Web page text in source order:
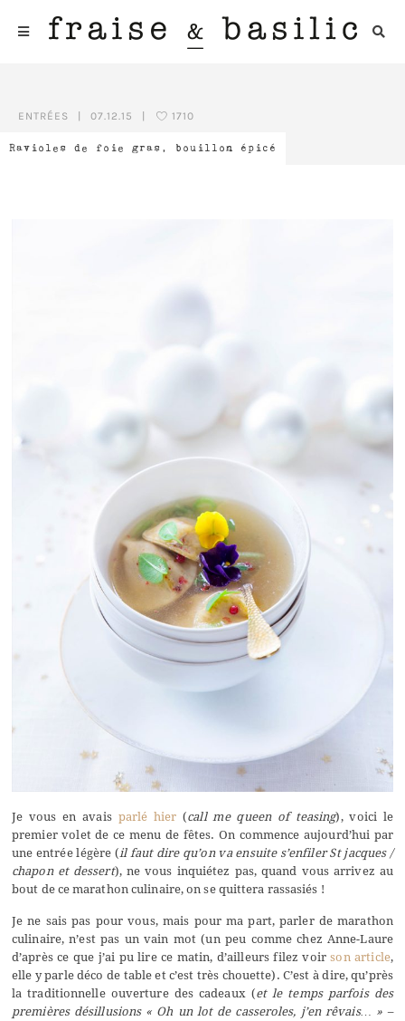
Ravioles de foie gras, bouillon épicé
ENTRÉES 07.12.15 1710
Je vous en avais parlé hier (call me queen of teasing), voici le
premier volet de ce menu de fêtes. On commence aujourd’hui par
une entrée légère ( il faut dire qu’on va ensuite s’enfiler St jacques /
chapon et dessert), ne vous inquiétez pas, quand vous arrivez au
bout de ce marathon culinaire, on se quittera rassasiés !
Je ne sais pas pour vous, mais pour ma part, parler de marathon
culinaire, n’est pas un vain mot (un peu comme chez Anne-Laure
d’après ce que j’ai pu lire ce matin, d’ailleurs filez voirson article,
elle y parle déco de table et c’est très chouette). C’est à dire, qu’près
la traditionnelle ouverture des cadeaux (et le temps parfois des
premières désillusions « Oh un lot de casseroles, j’en rêvais… » –